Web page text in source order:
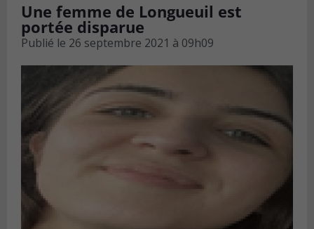
Une femme de Longueuil est
portée disparue
Publié le 26 septembre 2021 à 09h09